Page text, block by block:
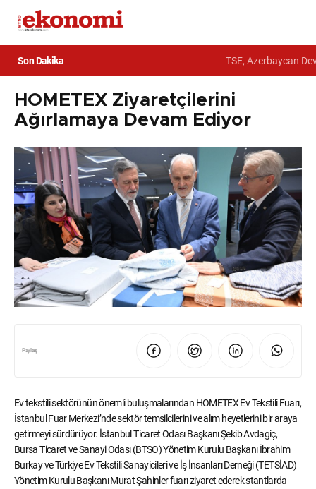
Son Dakika TSE, Azerbaycan
HOMETEX Ziyaretçilerini
Ağırlamaya Devam Ediyor
Paylaş
Ev tekstili sektörünün önemli buluşmalarından HOMETEX Ev Tekstili Fuarı,
İstanbul Fuar Merkezi’nde sektör temsilcilerini ve alım heyetlerini bir araya
getirmeyi sürdürüyor. İstanbul Ticaret Odası Başkanı Şekib Avdagiç,
Bursa Ticaret ve Sanayi Odası (BTSO) Yönetim Kurulu Başkanı İbrahim
Burkay ve Türkiye Ev Tekstili Sanayicileri ve İş İnsanları Derneği (TETSİAD)
Yönetim Kurulu Başkanı Murat Şahinler fuarı ziyaret ederek stantlarda